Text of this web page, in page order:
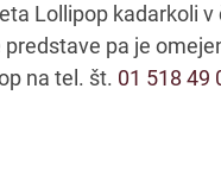
Lollipop kadarkoli v
pa je
na tel. št. 01 518 49